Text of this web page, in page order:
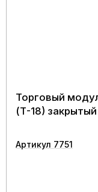
Торговый
(Т-18) закрытый
Артикул 7751